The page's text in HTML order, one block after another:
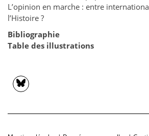
L’opinion en marche : entre
l’Histoire ?
Bibliographie
Table des illustrations